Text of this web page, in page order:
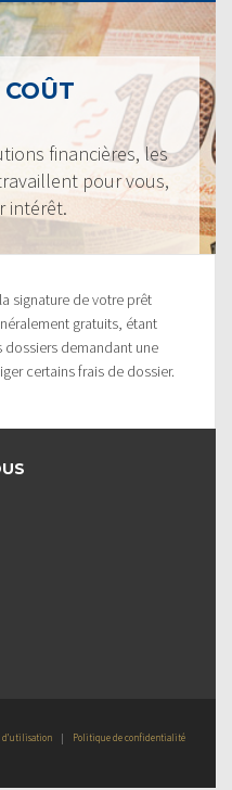
financières, les
pour vous,
intérêt.
signature de votre prêt
gratuits, étant
dossiers demandant une
certains frais de dossier.
d’utilisation | Politique de confidentialité